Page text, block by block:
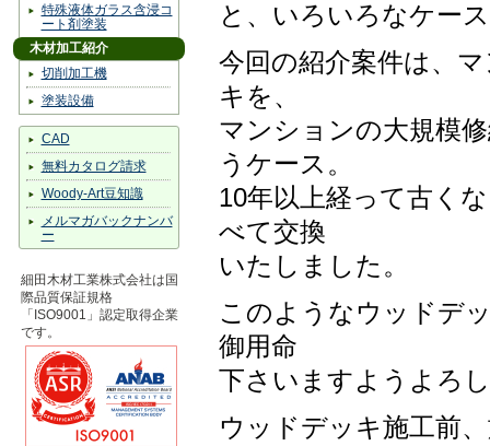
特殊液体ガラス含浸コ
ート剤塗装
木材加工紹介
切削加工機
塗装設備
CAD
無料カタログ請求
Woody-Art豆知識
メルマガバックナンバ
ー
細田木材工業株式会社は国
際品質保証規格
「ISO9001」認定取得企業
です。
と、いろいろなケー
今回の紹介案件は、
キを、
マンションの大規模
うケース。
10年以上経って古く
べて交換
いたしました。
このようなウッドデ
御用命
下さいますようよろ
ウッドデッキ施工前